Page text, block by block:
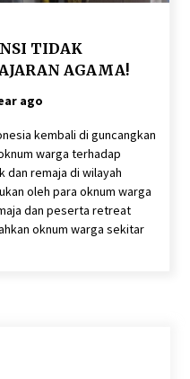
TIDAK
AGAMA!
ago
kembali di guncangkan
warga terhadap
dan remaja di wilayah
oleh para oknum warga
dan peserta retreat
oknum warga sekitar